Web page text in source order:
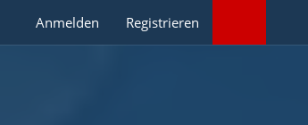
Anmelden Registrieren